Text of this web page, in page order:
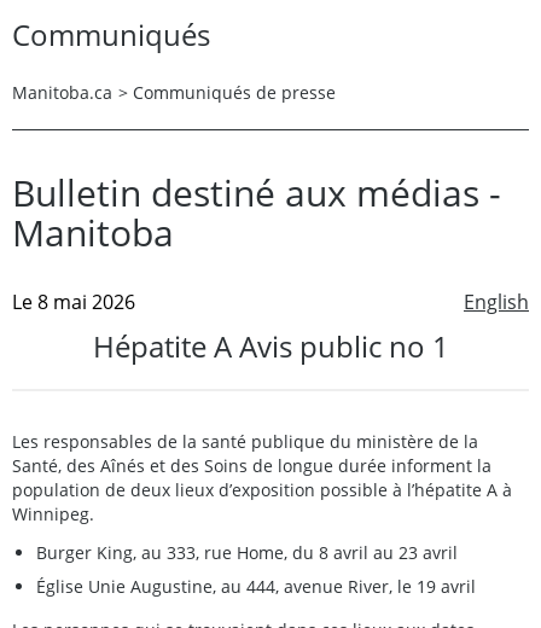
Communiqués
Manitoba.ca > Communiqués de presse
Bulletin destiné aux médias -
Manitoba
English
Le 8 mai 2026
Hépatite A Avis public no 1
Les responsables de la santé publique du ministère de la
Santé, des Aînés et des Soins de longue durée informent la
population de deux lieux d’exposition possible à l’hépatite A à
Winnipeg.
Burger King, au 333, rue Home, du 8 avril au 23 avril
Église Unie Augustine, au 444, avenue River, le 19 avril